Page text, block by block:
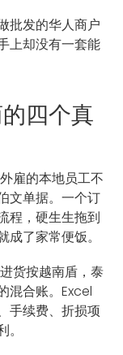
批发的华人商户
上却没有一套能
四个真
雇的本地员工不
文单据。一个订
程，硬生生拖到
了家常便饭。
货按越南盾，泰
混合账。Excel
手续费、折损项